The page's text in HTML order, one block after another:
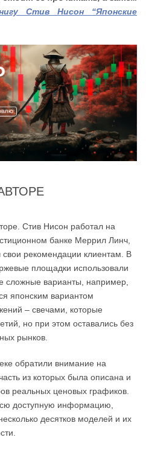
Стив Нисон “Японские
Стив Нисон работал на
банке Меррил Линч,
рекомендации клиентам. В
площадки использовали
сложные варианты, например,
японским вариантом
– свечами, которые
но при этом оставались без
рынков.
обратили внимание на
из которых была описана и
реальных ценовых графиков.
доступную информацию,
десятков моделей и их